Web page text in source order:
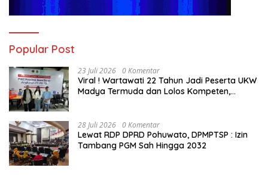
Popular Post
23 Juli 2026 0 Komentar
Viral ! Wartawati 22 Tahun Jadi Peserta UKW
Madya Termuda dan Lolos Kompeten,
28 Juli 2026 0 Komentar
Lewat RDP DPRD Pohuwato, DPMPTSP : Izin
Tambang PGM Sah Hingga 2032